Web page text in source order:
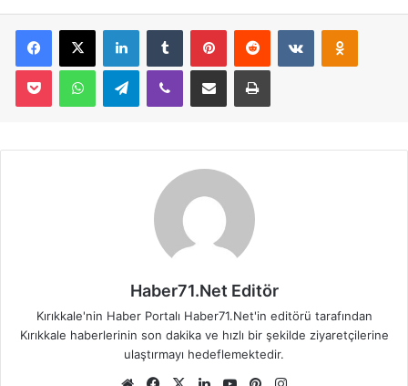
Telegram
Haber71.Net Editör
Kırıkkale'nin Haber Portalı Haber71.Net'in editörü tarafından
Kırıkkale haberlerinin son dakika ve hızlı bir şekilde ziyaretçilerine
ulaştırmayı hedeflemektedir.